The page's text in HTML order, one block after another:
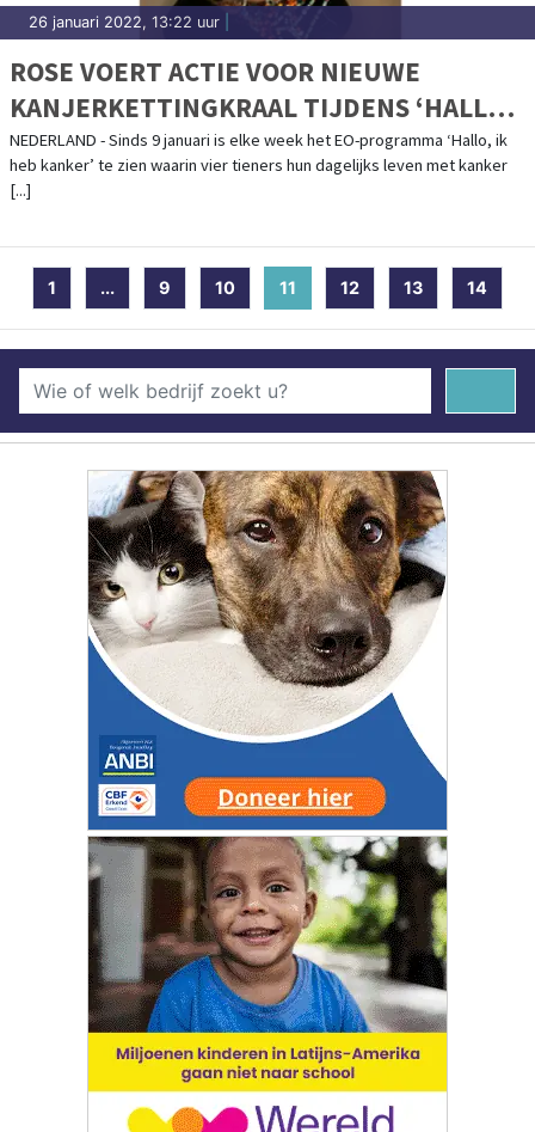
26 januari 2022, 13:22 uur
ROSE VOERT ACTIE VOOR NIEUWE
KANJERKETTINGKRAAL TIJDENS ‘HALLO,
IK HEB KANKER’
NEDERLAND - Sinds 9 januari is elke week het EO-programma ‘Hallo, ik
heb kanker’ te zien waarin vier tieners hun dagelijks leven met kanker
[...]
1 ... 9 10 11 (current)
12 13 14